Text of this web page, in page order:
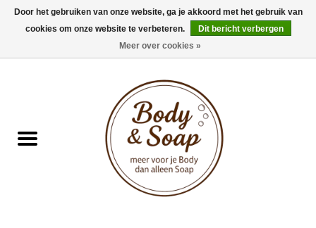
0 Artikelen - €0,00
Doucheproducten
Door het gebruiken van onze website, ga je akkoord met het gebruik van
cookies om onze website te verbeteren.
Dit bericht verbergen
Meer over cookies »